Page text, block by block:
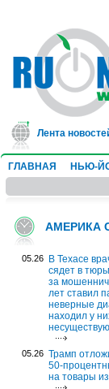
Лента
ревматолог сядет
ГЛАВНАЯ НЬЮ-
АМЕРИКА
05.26
В Техасе
сядет в
за
лет ставил
неверные
находил у
05.26 Трамп
50-
на товары